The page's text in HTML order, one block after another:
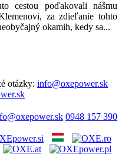
cestou poďakovali nášmu
za zdieľanie tohto
okamih, kedy sa...
otázky: info@oxepower.sk
0948 157 390